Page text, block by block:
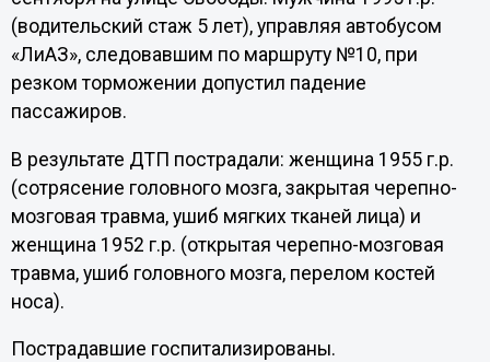
(водительский стаж 5 лет), управляя автобусом
«ЛиАЗ», следовавшим по маршруту №10, при
резком торможении допустил падение
пассажиров.
В результате ДТП пострадали: женщина 1955 г.р.
(сотрясение головного мозга, закрытая черепно-
мозговая травма, ушиб мягких тканей лица) и
женщина 1952 г.р. (открытая черепно-мозговая
травма, ушиб головного мозга, перелом костей
носа).
Пострадавшие госпитализированы.